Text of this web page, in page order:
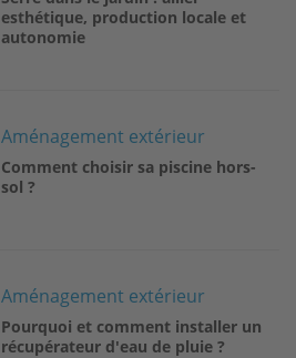
esthétique, production locale et
autonomie
Aménagement extérieur
Comment choisir sa piscine hors-
sol ?
Aménagement extérieur
Pourquoi et comment installer un
récupérateur d'eau de pluie ?